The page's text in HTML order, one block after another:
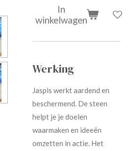
In
winkelwagen
Werking
Jaspis werkt aardend en
beschermend. De steen
helpt je je doelen
waarmaken en ideeën
omzetten in actie. Het